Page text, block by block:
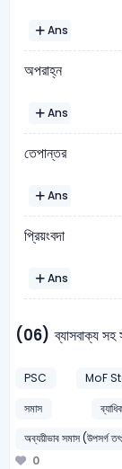
Ans
অপরাহ্ন
Ans
তেপান্তর
Ans
প্রিয়ংবদা
Ans
(06) ব্যাসবাক্য সহ
PSC MoF
সমাস
অব্যয়ীভাব সমাস (উপসর্গ
0